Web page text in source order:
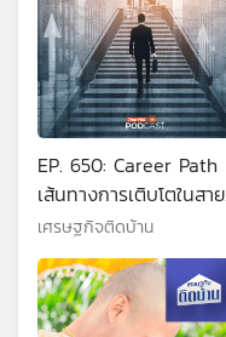
EP. 650: Career Path
เส้นทางการเติบโตในสาย
งาน
เศรษฐกิจติดบ้าน